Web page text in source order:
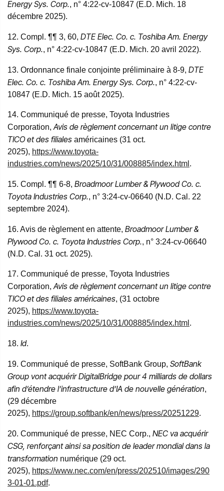
Energy Sys. Corp., n° 4:22-cv-10847 (E.D. Mich. 18
décembre 2025).
12. Compl. ¶¶ 3, 60, DTE Elec. Co. c. Toshiba Am. Energy
Sys. Corp., n° 4:22-cv-10847 (E.D. Mich. 20 avril 2022).
13. Ordonnance finale conjointe préliminaire à 8-9, DTE
Elec. Co. c. Toshiba Am. Energy Sys. Corp., n° 4:22-cv-
10847 (E.D. Mich. 15 août 2025).
14. Communiqué de presse, Toyota Industries
Corporation, Avis de règlement concernant un litige contre
TICO et des filiales américaines (31 oct.
2025), https://www.toyota-
industries.com/news/2025/10/31/008885/index.html .
15. Compl. ¶¶ 6-8, Broadmoor Lumber & Plywood Co. c.
Toyota Industries Corp., n° 3:24-cv-06640 (N.D. Cal. 22
septembre 2024).
16. Avis de règlement en attente, Broadmoor Lumber &
Plywood Co. c. Toyota Industries Corp., n° 3:24-cv-06640
(N.D. Cal. 31 oct. 2025).
17. Communiqué de presse, Toyota Industries
Corporation, Avis de règlement concernant un litige contre
TICO et des filiales américaines, (31 octobre
2025), https://www.toyota-
industries.com/news/2025/10/31/008885/index.html .
18. Id.
19. Communiqué de presse, SoftBank Group, SoftBank
Group vont acquérir DigitalBridge pour 4 milliards de dollars
afin d’étendre l’infrastructure d’IA de nouvelle génération,
(29 décembre
2025), https://group.softbank/en/news/press/20251229.
20. Communiqué de presse, NEC Corp., NEC va acquérir
CSG, renforçant ainsi sa position de leader mondial dans la
transformation numérique (29 oct.
2025), https://www.nec.com/en/press/202510/images/290
3-01-01.pdf.